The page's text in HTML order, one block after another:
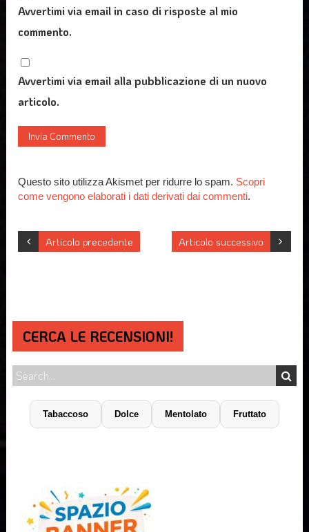
Avvertimi via email in caso di risposte al mio
commento.
Avvertimi via email alla pubblicazione di un nuovo
articolo.
Questo sito utilizza Akismet per ridurre lo spam. Scopri
come vengono elaborati i dati derivati dai commenti.
Articolo successivo
Articolo precedente
CERCA LE RECENSIONI!
Tabaccoso Dolce Mentolato Fruttato